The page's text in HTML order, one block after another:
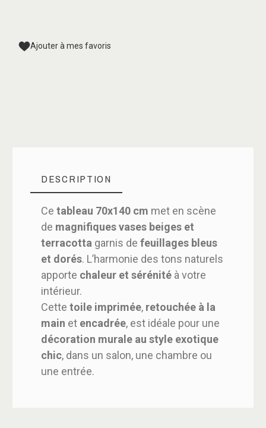
Ajouter à mes favoris
DESCRIPTION
Ce tableau 70x140 cm met en scène
de magnifiques vases beiges et
terracotta garnis de feuillages bleus
et dorés. L’harmonie des tons naturels
apporte chaleur et sérénité à votre
intérieur.
Cette toile imprimée, retouchée à la
main et encadrée, est idéale pour une
décoration murale au style exotique
chic, dans un salon, une chambre ou
une entrée.